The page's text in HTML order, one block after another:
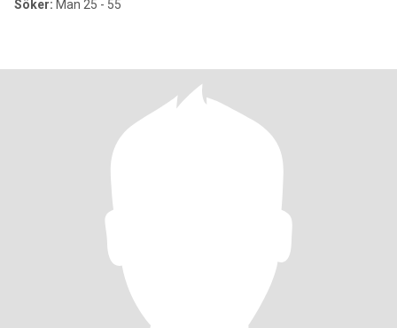
Söker: Man 25 - 55